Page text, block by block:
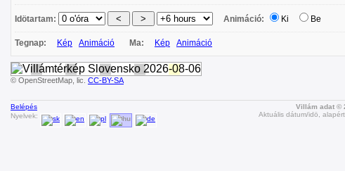
Idötartam: Animáció: Ki Be
Tegnap: Kép Animáció Ma: Kép Animáció
© OpenStreetMap, lic. CC-BY-SA
Belépés
Nyelvek:
Villám adat ©
Aktuális dátum/idö,